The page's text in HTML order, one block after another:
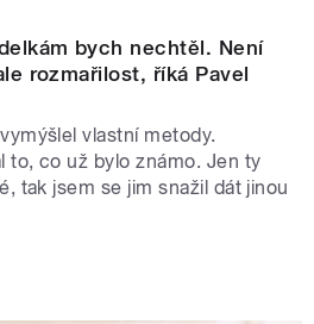
bych nechtěl. Není
rozmařilost, říká Pavel
vlastní metody.
to, co už bylo známo. Jen ty
tak jsem se jim snažil dát jinou